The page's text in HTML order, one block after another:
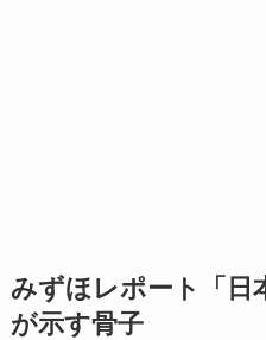
みずほレポート「日
が示す骨子